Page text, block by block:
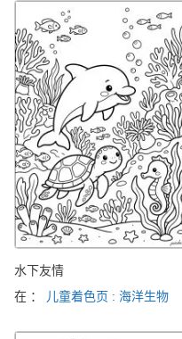
水下友情
在 ：
儿童着色页 : 海洋生物